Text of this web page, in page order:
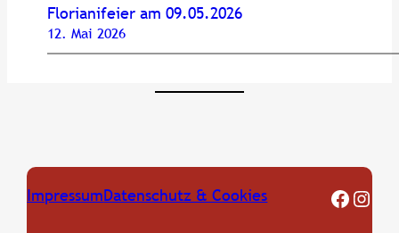
Florianifeier am 09.05.2026
12. Mai 2026
ImpressumDatenschutz & Cookies FF Oberkreuzstetten Facebook Seite Instagram